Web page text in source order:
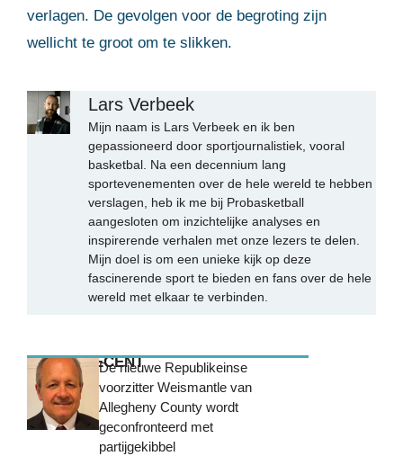
verlagen. De gevolgen voor de begroting zijn
wellicht te groot om te slikken.
Lars Verbeek
Mijn naam is Lars Verbeek en ik ben
gepassioneerd door sportjournalistiek, vooral
basketbal. Na een decennium lang
sportevenementen over de hele wereld te hebben
verslagen, heb ik me bij Probasketball
aangesloten om inzichtelijke analyses en
inspirerende verhalen met onze lezers te delen.
Mijn doel is om een unieke kijk op deze
fascinerende sport te bieden en fans over de hele
wereld met elkaar te verbinden.
MEEST RECENTDe nieuwe Republikeinse
voorzitter Weismantle van
Allegheny County wordt
geconfronteerd met
partijgekibbel